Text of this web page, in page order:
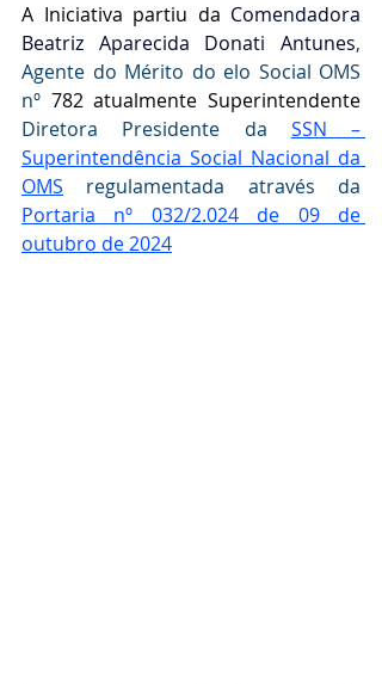
A Iniciativa partiu da Comendadora
Beatriz Aparecida Donati Antunes,
Agente do Mérito do elo Social OMS
nº
Diretora Presidente da SSN –
Superintendência Social Nacional da
OMS
Portaria nº 032/2.024 de 09 de
outubro de 2024